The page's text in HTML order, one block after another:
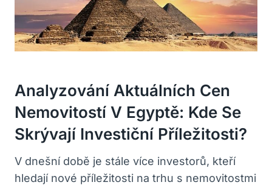
Analyzování​ Aktuálních Cen
Nemovitostí V Egyptě: Kde ‍se
⁤skrývají ⁣investiční⁢ Příležitosti?
V dnešní době je stále více⁤ investorů, kteří
hledají nové příležitosti na trhu​ s nemovitostmi